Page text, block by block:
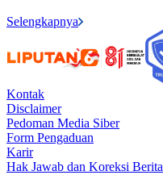
Selengkapnya
Kontak
Disclaimer
Pedoman Media Siber
Form Pengaduan
Karir
Hak Jawab dan Koreksi Berita